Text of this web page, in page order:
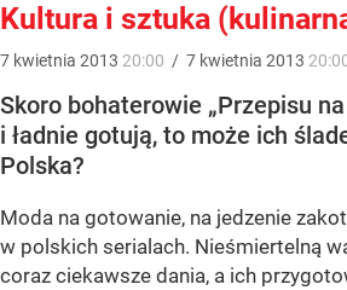
Kultura i sztuka
7 kwietnia 2013 20:00 / 7 kwietnia 2013
Skoro bohaterowie „Przepisu
i ładnie gotują, to może ich
Polska?
Moda na gotowanie, na jedzenie
w polskich serialach. Nieśmiertelną
coraz ciekawsze dania, a ich